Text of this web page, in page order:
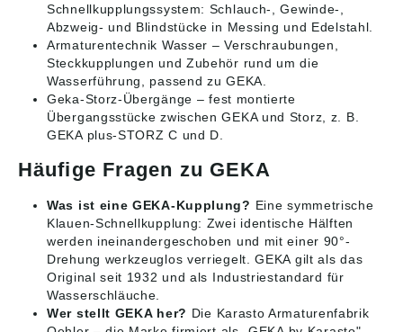
Schnellkupplungssystem: Schlauch-, Gewinde-,
Abzweig- und Blindstücke in Messing und Edelstahl.
Armaturentechnik Wasser – Verschraubungen,
Steckkupplungen und Zubehör rund um die
Wasserführung, passend zu GEKA.
Geka-Storz-Übergänge – fest montierte
Übergangsstücke zwischen GEKA und Storz, z. B.
GEKA plus-STORZ C und D.
Häufige Fragen zu GEKA
Was ist eine GEKA-Kupplung? Eine symmetrische
Klauen-Schnellkupplung: Zwei identische Hälften
werden ineinandergeschoben und mit einer 90°-
Drehung werkzeuglos verriegelt. GEKA gilt als das
Original seit 1932 und als Industriestandard für
Wasserschläuche.
Wer stellt GEKA her? Die Karasto Armaturenfabrik